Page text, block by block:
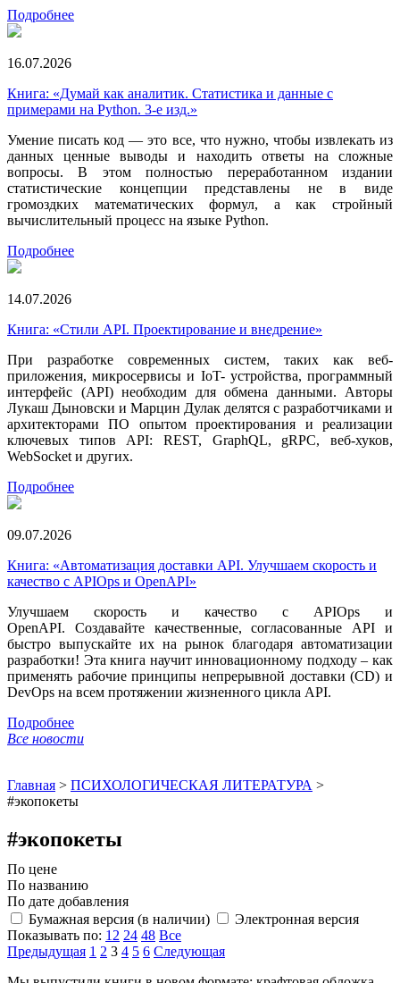
Подробнее
16.07.2026
Книга: «Думай как аналитик. Статистика и данные с
примерами на Python. 3-е изд.»
Умение писать код — это все, что нужно, чтобы извлекать из
данных ценные выводы и находить ответы на сложные
вопросы. В этом полностью переработанном издании
статистические концепции представлены не в виде
громоздких математических формул, а как стройный
вычислительный процесс на языке Python.
Подробнее
14.07.2026
Книга: «Стили API. Проектирование и внедрение»
При разработке современных систем, таких как веб-
приложения, микросервисы и IoT- устройства, программный
интерфейс (API) необходим для обмена данными. Авторы
Лукаш Дыновски и Марцин Дулак делятся с разработчиками и
архитекторами ПО опытом проектирования и реализации
ключевых типов API: REST, GraphQL, gRPC, веб-хуков,
WebSocket и других.
Подробнее
09.07.2026
Книга: «Автоматизация доставки API. Улучшаем скорость и
качество с APIOps и OpenAPI»
Улучшаем скорость и качество с APIOps и
OpenAPI. Создавайте качественные, согласованные API и
быстро выпускайте их на рынок благодаря автоматизации
разработки! Эта книга научит инновационному подходу – как
применять рабочие принципы непрерывной доставки (CD) и
DevOps на всем протяжении жизненного цикла API.
Подробнее
Все новости
Главная > ПСИХОЛОГИЧЕСКАЯ ЛИТЕРАТУРА >
#экопокеты
#экопокеты
По цене
По названию
По дате добавления
Бумажная версия (в наличии)
Электронная версия
Показывать по: 12 24 48 Все
Предыдущая 1 2 3 4 5 6 Следующая